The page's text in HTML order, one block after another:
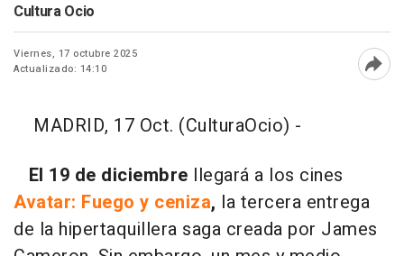
Cultura Ocio
Viernes, 17 octubre 2025
Actualizado: 14:10
MADRID, 17 Oct. (CulturaOcio) -
El 19 de diciembre llegará a los cines
Avatar: Fuego y ceniza, la tercera entrega
de la hipertaquillera saga creada por James